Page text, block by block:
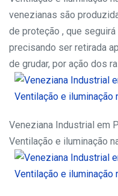
venezianas são
de proteção , que
precisando ser retirada
de grudar, por ação dos
Veneziana Industrial em
Ventilação e iluminação